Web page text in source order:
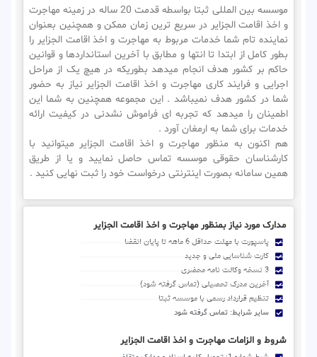
موسسه بین المللی ثبتا بواسطه قدمت 20 ساله در زمینه مهاجرت
و اخذ اقامت الجزایر در سریع ترین زمان ممکن و همچنین بعنوان
نماینده تام شما خدمات مربوط به مهاجرت و اخذ اقامت الجزایر را
بطور کامل از ابتدا تا انتها و مطابق با آخرین استانداردها و قوانین
حاکم بر کشور هدف انجام میدهد بطوریکه در هیچ یک از مراحل
اجرایی و فرایند کاری مهاجرت و اخذ اقامت الجزایر نیاز به حضور
شما در کشور هدف نمیباشد . این مجموعه همچنین به شما این
اطمینان را میدهد که تجربه ای فراموش نشدنی در کیفیت ارائه
خدمات برای شما به ارمغان آورد .
هم اکنون به منظور مهاجرت و اخذ اقامت الجزایر میتوانید با
کارشناسان حقوقی موسسه تماس حاصل نمایید و یا از طریق
همین سامانه بصورت اینترنتی درخواست خود را ثبت نهایی کنید .
مدارک مورد نیاز بمنظور مهاجرت و اخذ اقامت الجزایر
پاسپورت با مهلت حداقل 6 ماهه تا پایان انقضا
کارت شناسایی ملی و جدید
3 نسخه وکالت نامه محضری
آخرین مدرک تحصیلی (تماس گرفته شود)
تنظیم قرارداد رسمی با موسسه ثبتا
سایر شرایط: تماس گرفته شود
شروط و الزامات مهاجرت و اخذ اقامت الجزایر